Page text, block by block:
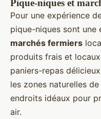
Pique-niques et
Pour une expérience
pique-niques sont une
marchés fermiers
produits frais et
paniers-repas
les zones naturelles
endroits idéaux pour
air.